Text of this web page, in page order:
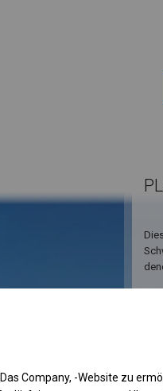
Company, -Website zu